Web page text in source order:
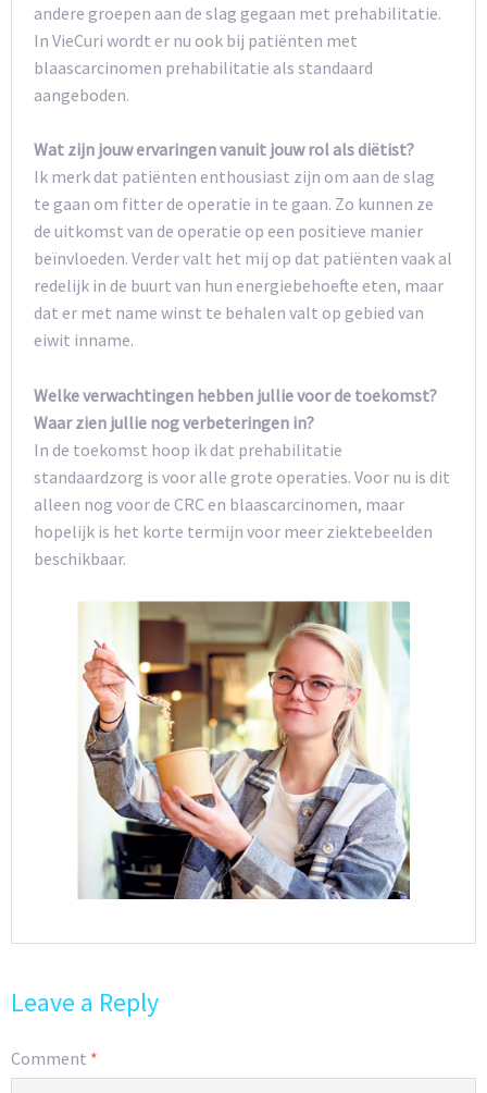
andere groepen aan de slag gegaan met prehabilitatie.
In VieCuri wordt er nu ook bij patiënten met
blaascarcinomen prehabilitatie als standaard
aangeboden.
Wat zijn jouw ervaringen vanuit jouw rol als diëtist?
Ik merk dat patiënten enthousiast zijn om aan de slag
te gaan om fitter de operatie in te gaan. Zo kunnen ze
de uitkomst van de operatie op een positieve manier
beïnvloeden. Verder valt het mij op dat patiënten vaak al
redelijk in de buurt van hun energiebehoefte eten, maar
dat er met name winst te behalen valt op gebied van
eiwit inname.
Welke verwachtingen hebben jullie voor de toekomst?
Waar zien jullie nog verbeteringen in?
In de toekomst hoop ik dat prehabilitatie
standaardzorg is voor alle grote operaties. Voor nu is dit
alleen nog voor de CRC en blaascarcinomen, maar
hopelijk is het korte termijn voor meer ziektebeelden
beschikbaar.
Leave a Reply
Comment *